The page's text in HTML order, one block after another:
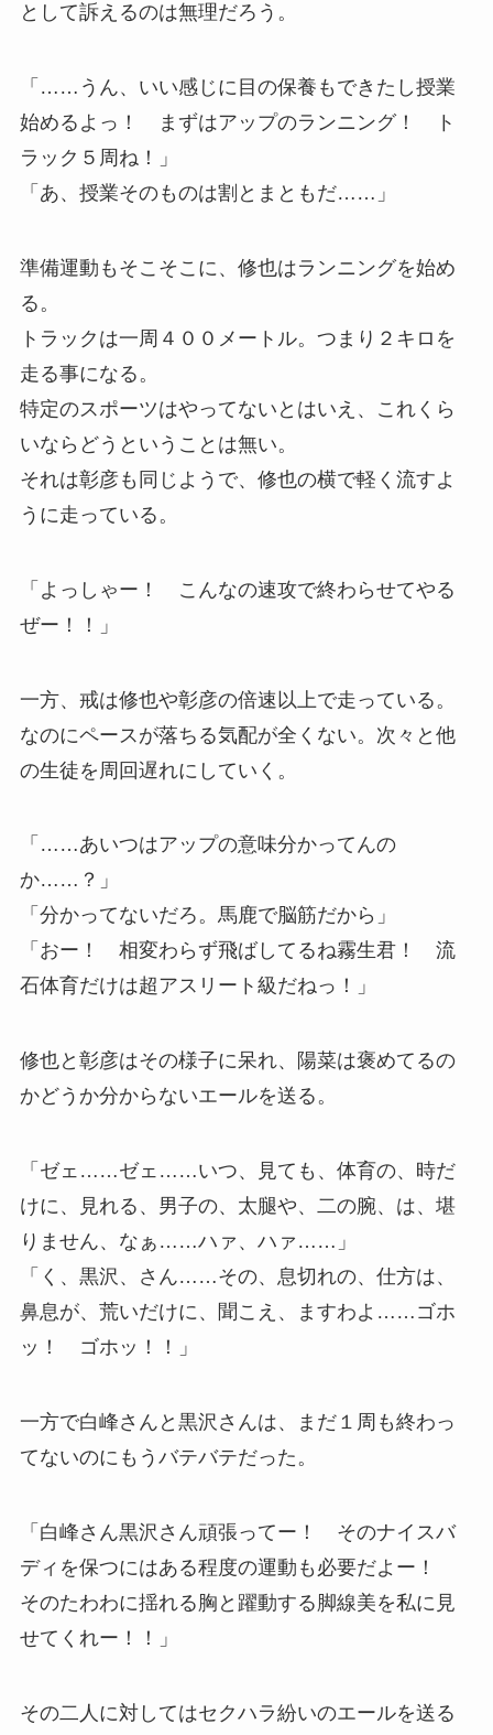
として訴えるのは無理だろう。
「……うん、いい感じに目の保養もできたし授業
始めるよっ！ まずはアップのランニング！ ト
ラック５周ね！」
「あ、授業そのものは割とまともだ……」
準備運動もそこそこに、修也はランニングを始め
る。
トラックは一周４００メートル。つまり２キロを
走る事になる。
特定のスポーツはやってないとはいえ、これくら
いならどうということは無い。
それは彰彦も同じようで、修也の横で軽く流すよ
うに走っている。
「よっしゃー！ こんなの速攻で終わらせてやる
ぜー！！」
一方、戒は修也や彰彦の倍速以上で走っている。
なのにペースが落ちる気配が全くない。次々と他
の生徒を周回遅れにしていく。
「……あいつはアップの意味分かってんの
か……？」
「分かってないだろ。馬鹿で脳筋だから」
「おー！ 相変わらず飛ばしてるね霧生君！ 流
石体育だけは超アスリート級だねっ！」
修也と彰彦はその様子に呆れ、陽菜は褒めてるの
かどうか分からないエールを送る。
「ゼェ……ゼェ……いつ、見ても、体育の、時だ
けに、見れる、男子の、太腿や、二の腕、は、堪
りません、なぁ……ハァ、ハァ……」
「く、黒沢、さん……その、息切れの、仕方は、
鼻息が、荒いだけに、聞こえ、ますわよ……ゴホ
ッ！ ゴホッ！！」
一方で白峰さんと黒沢さんは、まだ１周も終わっ
てないのにもうバテバテだった。
「白峰さん黒沢さん頑張ってー！ そのナイスバ
ディを保つにはある程度の運動も必要だよー！
そのたわわに揺れる胸と躍動する脚線美を私に見
せてくれー！！」
その二人に対してはセクハラ紛いのエールを送る